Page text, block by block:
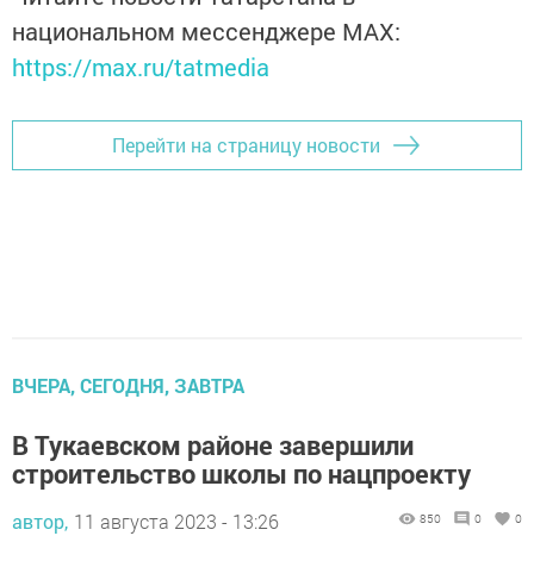
национальном мессенджере MАХ:
https://max.ru/tatmedia
Перейти на страницу новости
ВЧЕРА, СЕГОДНЯ, ЗАВТРА
В Тукаевском районе завершили
строительство школы по нацпроекту
автор, 11 августа 2023 - 13:26 850 0 0